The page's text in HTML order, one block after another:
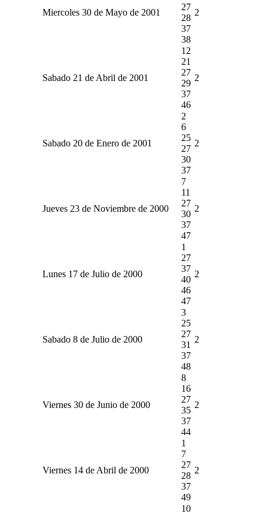
Miercoles 30 de Mayo de 2001
27
28
37
38
2
Sabado 21 de Abril de 2001
12
21
27
29
37
46
2
Sabado 20 de Enero de 2001
2
6
25
27
30
37
2
Jueves 23 de Noviembre de 2000
7
11
27
30
37
47
2
Lunes 17 de Julio de 2000
1
27
37
40
46
47
2
Sabado 8 de Julio de 2000
3
25
27
31
37
48
2
Viernes 30 de Junio de 2000
8
16
27
35
37
44
2
Viernes 14 de Abril de 2000
1
7
27
28
37
49
2
10